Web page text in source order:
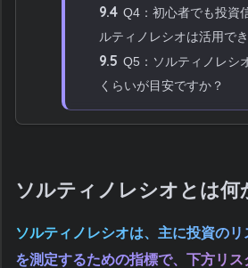
9.4 Q4：初心者でも投資
ルティノレシオは活用で
9.5 Q5：ソルティノレシ
くらいが目安ですか？
ソルティノレシオとは何
ソルティノレシオは、主に投資の
を測定するための指標で、下方リ